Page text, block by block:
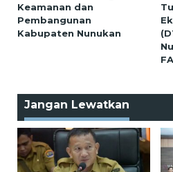
Keamanan dan
Pembangunan
Kabupaten Nunukan
Jangan Lewatkan